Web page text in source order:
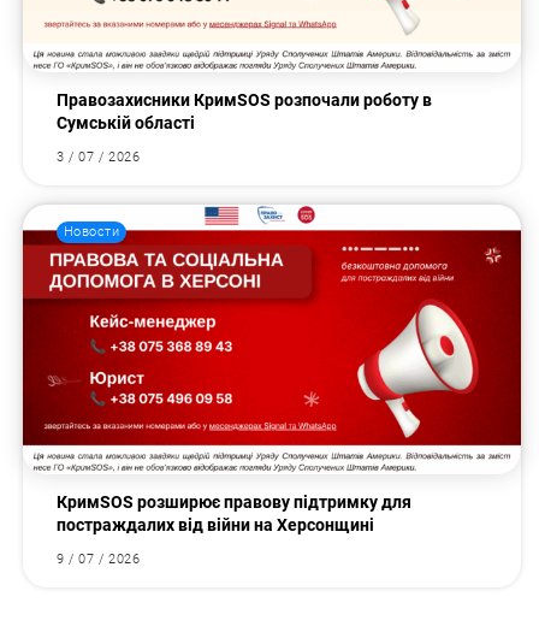
Правозахисники КримSOS розпочали роботу в
Сумській області
3 / 07 / 2026
Новости
КримSOS розширює правову підтримку для
постраждалих від війни на Херсонщині
9 / 07 / 2026